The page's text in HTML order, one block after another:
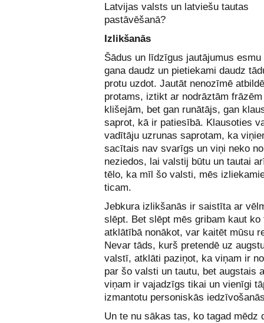
Latvijas valsts un latviešu tautas
pastāvēšanā?
Izlikšanās
Šādus un līdzīgus jautājumus
gana daudz un pietiekami daudz
protu uzdot. Jautāt nenozīmē
protams, iztikt ar nodrāztām frāzēm
klišejām, bet gan runātājs, gan
saprot, kā ir patiesībā. Klausoties
vadītāju uzrunas saprotam, ka
sacītais nav svarīgs un viņi neko
neziedos, lai valstij būtu un tautai
tēlo, ka mīl šo valsti, mēs
ticam.
Jebkura izlikšanās ir saistīta ar
slēpt. Bet slēpt mēs gribam kaut ko
atklātībā nonākot, var kaitēt mūsu
Nevar tāds, kurš pretendē uz
valstī, atklāti paziņot, ka viņam ir
par šo valsti un tautu, bet augstais
viņam ir vajadzīgs tikai un vienīgi
izmantotu personiskās
Un te nu sākas tas, ko tagad mēdz